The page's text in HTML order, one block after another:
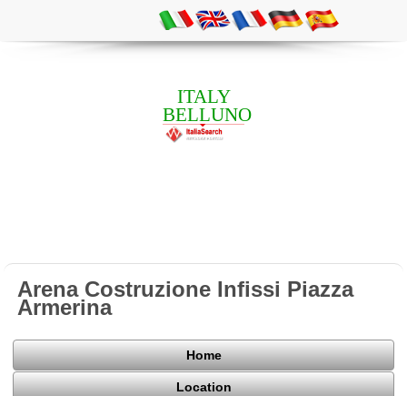
ITALY
BELLUNO
Arena Costruzione Infissi Piazza
Armerina
Home
Location